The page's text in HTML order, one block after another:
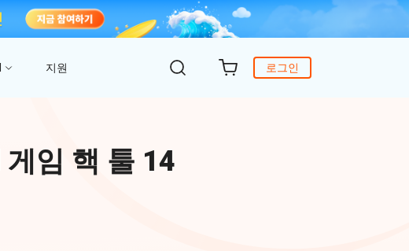
로그인
아이폰/안드로이드 WhatsApp 데이터 복구
간편한 iOS 데이터 백업 및 관리
몇 분 안에 윈도 문제 해결
비디오 복구
지원
문의하기
임 핵 툴 14